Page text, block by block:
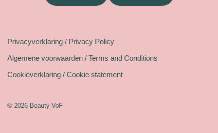
Privacyverklaring / Privacy Policy
Algemene voorwaarden / Terms and Conditions
Cookieverklaring / Cookie statement
© 2026 Beauty VoF